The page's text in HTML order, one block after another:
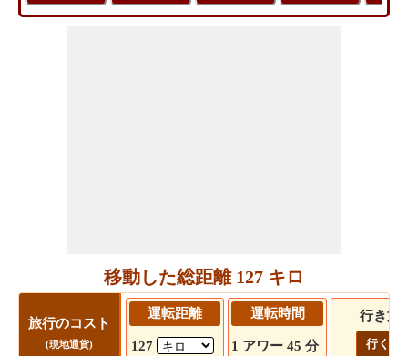
移動した総距離 127 キロ
旅行のコスト
(現地通貨)
運転距離
127
運転時間
1 アワー 45 分
行き方
行く!